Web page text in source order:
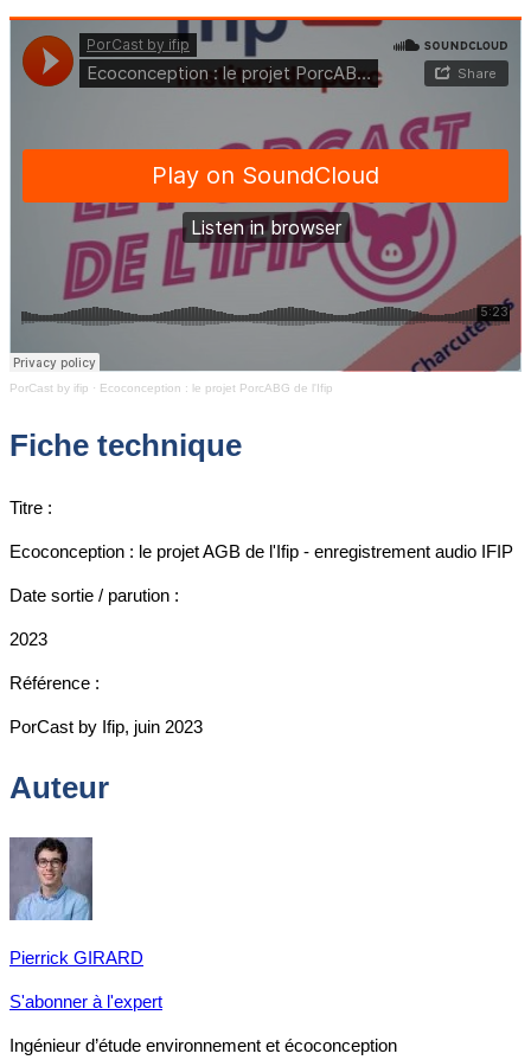
PorCast by ifip · Ecoconception : le projet PorcABG de l'Ifip
Fiche technique
Titre :
Ecoconception : le projet AGB de l'Ifip - enregistrement audio IFIP
Date sortie / parution :
2023
Référence :
PorCast by Ifip, juin 2023
Auteur
Pierrick GIRARD
S'abonner à l'expert
Ingénieur d’étude environnement et écoconception